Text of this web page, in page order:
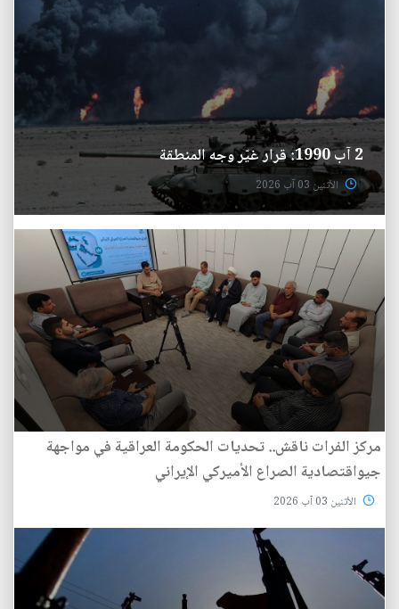
2 آب 1990: قرار غيّر وجه المنطقة
الأثنين 03 آب 2026
مركز الفرات ناقش.. تحديات الحكومة العراقية في مواجهة
جيواقتصادية الصراع الأميركي الإيراني
الأثنين 03 آب 2026